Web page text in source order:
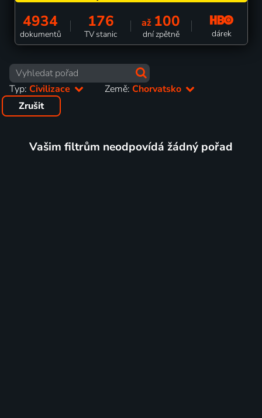
4934
dokumentů
176
TV stanic
až 100
dní zpětně dárek
Typ: Civilizace Země:Chorvatsko
Zrušit
Vašim filtrům neodpovídá žádný pořad